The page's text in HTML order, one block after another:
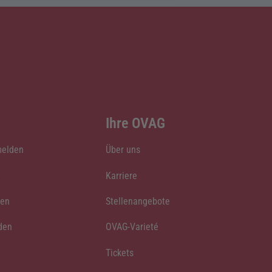
Ihre OVAG
Über uns
Karriere
Stellenangebote
OVAG-Varieté
Tickets